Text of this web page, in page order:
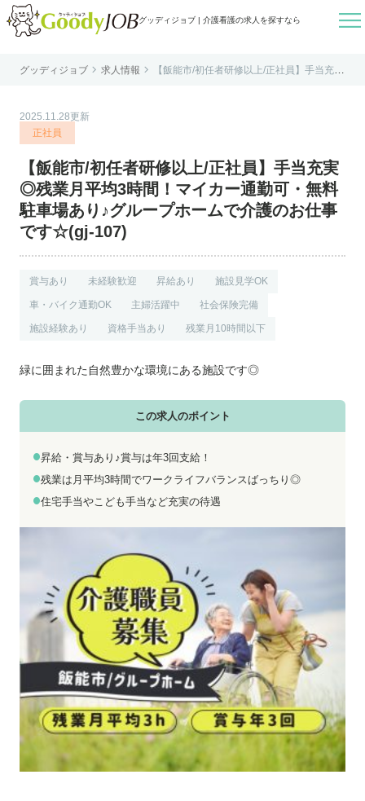
グッディジョブ | 介護看護の求人を探すなら 
はじめての方へ
個人情報保護方針
利用規約
お問い合わせ
お電話でのお問い合わせ
0800-555-1109
メールでのお問い合わせ
無料お仕事相談
グッディジョブ  求人情報 
【飯能市/初任者研修以上/正社員】手当充実
2025.11.28更新
正社員
【飯能市/初任者研修以上/正社員】手当充実
◎残業月平均3時間！マイカー通勤可・無料
駐車場あり♪グループホームで介護のお仕事
です☆(gj-107)
賞与あり 未経験歓迎 昇給あり 施設見学OK
車・バイク通勤OK 主婦活躍中 社会保険完備
施設経験あり 資格手当あり 残業月10時間以下
緑に囲まれた自然豊かな環境にある施設です◎
この求人のポイント
昇給・賞与あり♪賞与は年3回支給！
残業は月平均3時間でワークライフバランスばっちり◎
住宅手当やこども手当など充実の待遇